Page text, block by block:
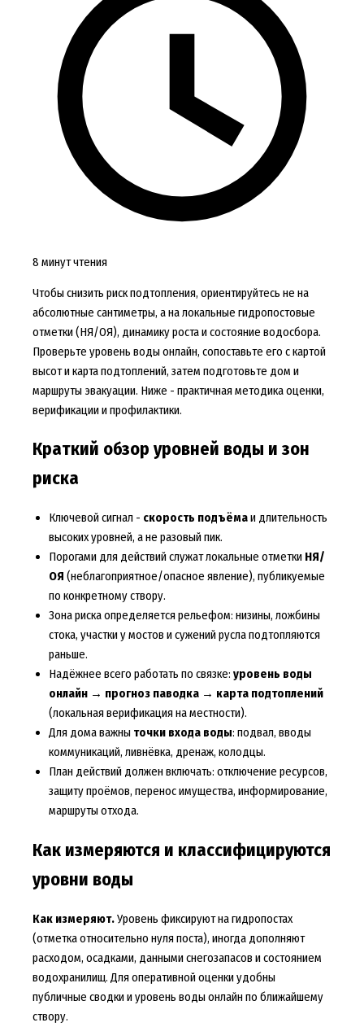
8 минут чтения
Чтобы снизить риск подтопления, ориентируйтесь не на
абсолютные сантиметры, а на локальные гидропостовые
отметки (НЯ/ОЯ), динамику роста и состояние водосбора.
Проверьте уровень воды онлайн, сопоставьте его с картой
высот и карта подтоплений, затем подготовьте дом и
маршруты эвакуации. Ниже - практичная методика оценки,
верификации и профилактики.
Краткий обзор уровней воды и зон
риска
Ключевой сигнал - скорость подъёмаи длительность
высоких уровней, а не разовый пик.
Порогами для действий служат локальные отметки НЯ/
ОЯ (неблагоприятное/опасное явление), публикуемые
по конкретному створу.
Зона риска определяется рельефом: низины, ложбины
стока, участки у мостов и сужений русла подтопляются
раньше.
Надёжнее всего работать по связке: уровень воды
онлайн → прогноз паводка → карта подтоплений
(локальная верификация на местности).
Для дома важны точки входа воды: подвал, вводы
коммуникаций, ливнёвка, дренаж, колодцы.
План действий должен включать: отключение ресурсов,
защиту проёмов, перенос имущества, информирование,
маршруты отхода.
Как измеряются и классифицируются
уровни воды
Как измеряют.Уровень фиксируют на гидропостах
(отметка относительно нуля поста), иногда дополняют
расходом, осадками, данными снегозапасов и состоянием
водохранилищ. Для оперативной оценки удобны
публичные сводки и уровень воды онлайн по ближайшему
створу.